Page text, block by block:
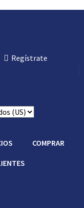
Regístrate
COMPRAR